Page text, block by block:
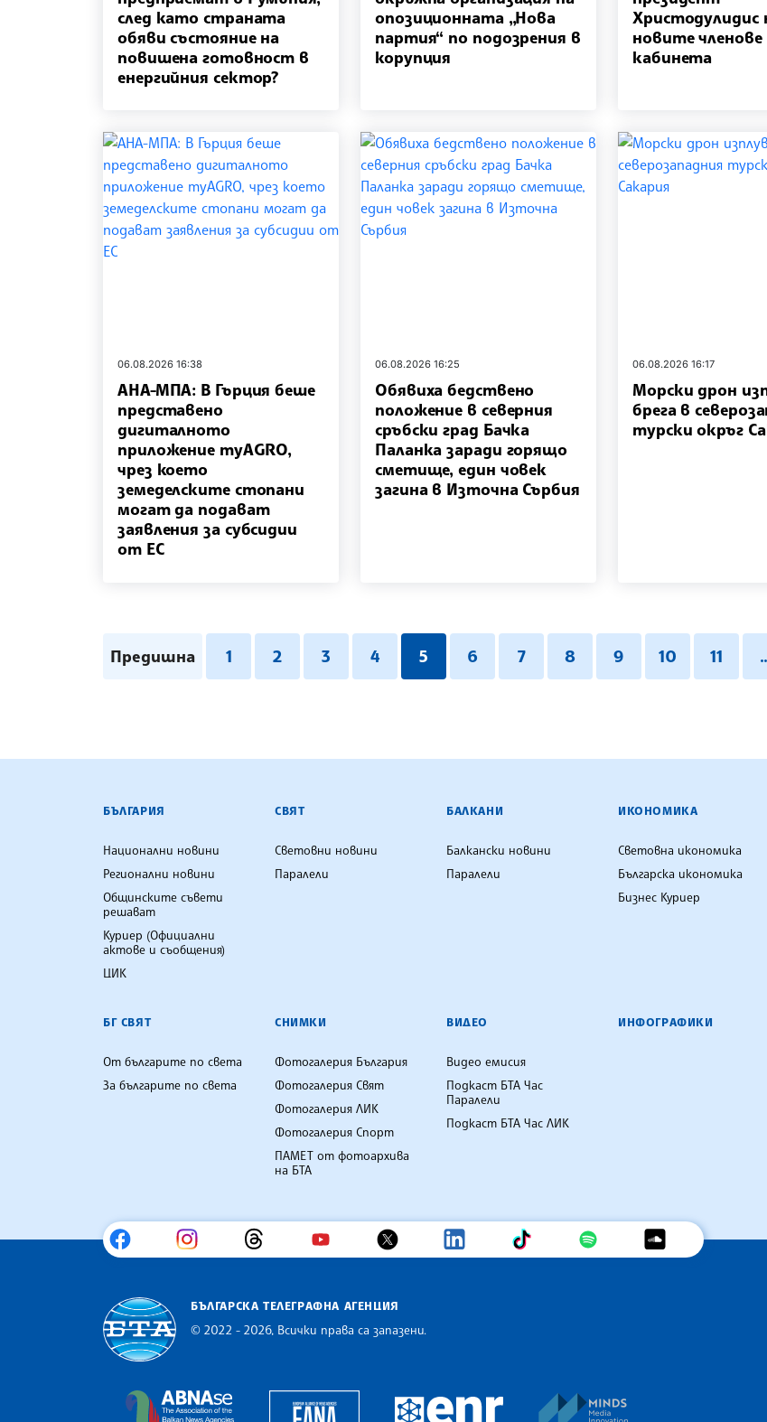
след като страната
обяви състояние на
повишена готовност в
енергийния сектор?
опозиционната „Нова
партия“ по подозрения в
корупция
Христодулидис
новите членове
кабинета
06.08.2026 16:38
АНА-МПА: В Гърция беше
представено
дигиталното
приложение myAGRO,
чрез което
земеделските стопани
могат да подават
заявления за субсидии
от ЕС
06.08.2026 16:25
Обявиха бедствено
положение в северния
сръбски град Бачка
Паланка заради горящо
сметище, един човек
загина в Източна Сърбия
06.08.2026 16:17
Морски дрон
брега в
турски окръг
Предишна 1 2 3 4 5 6 7 8 9 10 11
БЪЛГАРСКА ТЕЛЕГРАФНА АГЕНЦИЯ
БЪЛГАРИЯ
Национални новини
Регионални новини
Общинските съвети
решават
Куриер (Официални
актове и съобщения)
ЦИК
СВЯТ
Световни новини
Паралели
БАЛКАНИ
Балкански новини
Паралели
ИКОНОМИКА
Световна икономика
Българска икономика
Бизнес Куриер
БГ СВЯТ
От българите по света
За българите по света
СНИМКИ
Фотогалерия България
Фотогалерия Свят
Фотогалерия ЛИК
Фотогалерия Спорт
ПАМЕТ от фотоархива
на БТА
ВИДЕО
Видео емисия
Подкаст БТА Час
Паралели
Подкаст БТА Час ЛИК
ИНФОГРАФИКИ
БЪЛГАРСКА ТЕЛЕГРАФНА АГЕНЦИЯ
© 2022 - 2026, Всички права са запазени.
The Assocoation of the Balkan News Agencies Southeast Europe
European Alliance of News Agencies
European Newsroom MINDS Media